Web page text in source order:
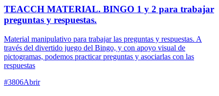
TEACCH MATERIAL. BINGO 1 y 2 para trabajar
preguntas y respuestas.
Material manipulativo para trabajar las preguntas y respuestas. A
través del divertido juego del Bingo, y con apoyo visual de
pictogramas, podemos practicar preguntas y asociarlas con las
respuestas
#3806Abrir